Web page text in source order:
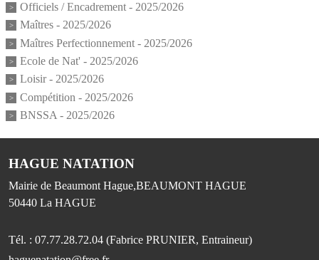
Officiels / Encadrement - 2025/2026
Maîtres - 2025/2026
Maîtres Perfectionnement - 2025/2026
Ecole de Nat' - 2025/2026
Loisir - 2025/2026
Compétition - 2025/2026
BNSSA - 2025/2026
HAGUE NATATION
Mairie de Beaumont Hague,BEAUMONT HAGUE
50440 La HAGUE
Tél. : 07.77.28.72.04 (Fabrice PRUNIER, Entraineur)